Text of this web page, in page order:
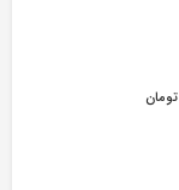
تومان